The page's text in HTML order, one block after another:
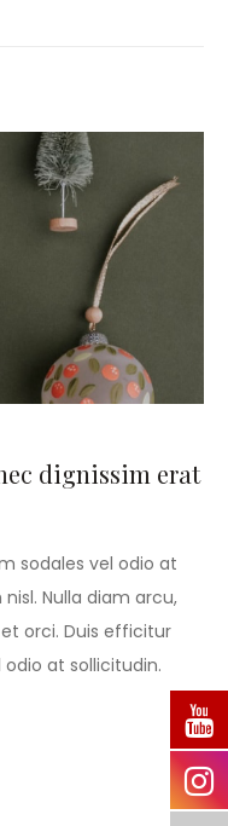
dignissim erat
sodales vel odio at
Nulla diam arcu,
orci. Duis efficitur
at sollicitudin.